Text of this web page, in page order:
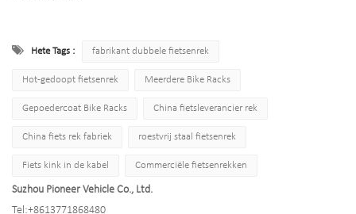
Hete Tags : fabrikant dubbele fietsenrek
Hot-gedoopt fietsenrek Meerdere Bike Racks
Gepoedercoat Bike Racks China fietsleverancier rek
China fiets rek fabriek roestvrij staal fietsenrek
Fiets kink in de kabel Commerciële fietsenrekken
Suzhou Pioneer Vehicle Co., Ltd.
Tel:+8613771868480